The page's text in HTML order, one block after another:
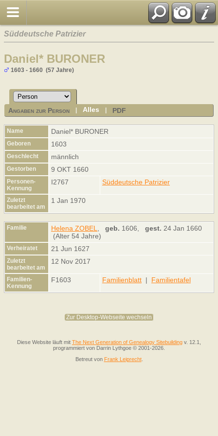
Süddeutsche Patrizier
Daniel* BURONER
1603 - 1660 (57 Jahre)
Angaben zur Person |Alles PDF
Name Daniel* BURONER
Geboren 1603
Geschlecht männlich
Gestorben 9 OKT 1660
Personen-
Kennung
I2767 Süddeutsche Patrizier
Zuletzt
bearbeitet am
1 Jan 1970
Familie Helena ZOBEL geb. 1606, gest. 24 Jan 1660
(Alter 54 Jahre)
Verheiratet 21 Jun 1627
Zuletzt
bearbeitet am
12 Nov 2017
Familien-
Kennung
F1603 Familienblatt | Familientafel
Zur Desktop-Webseite wechseln
Diese Website läuft mit The Next Generation of Genealogy Sitebuilding v. 12.1,
programmiert von Darrin Lythgoe © 2001-2026.
Betreut von Frank Leiprecht.